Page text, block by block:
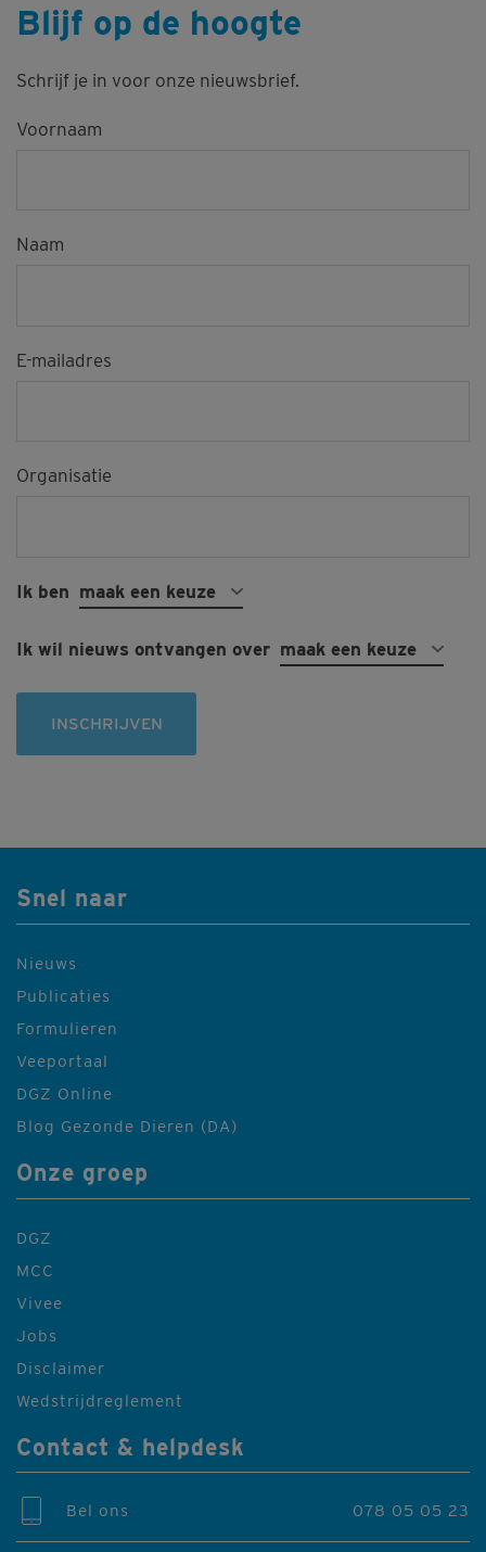
Blijf op de hoogte
Schrijf je in voor onze nieuwsbrief.
Voornaam
Naam
E-mailadres
Organisatie
Ik ben maak een keuze
Ik wil nieuws ontvangen over maak een keuze
INSCHRIJVEN
Snel naar
Nieuws
Publicaties
Formulieren
Veeportaal
DGZ Online
Blog Gezonde Dieren (DA)
Onze groep
DGZ
MCC
Vivee
Jobs
Disclaimer
Wedstrijdreglement
Contact & helpdesk
Bel ons 078 05 05 23